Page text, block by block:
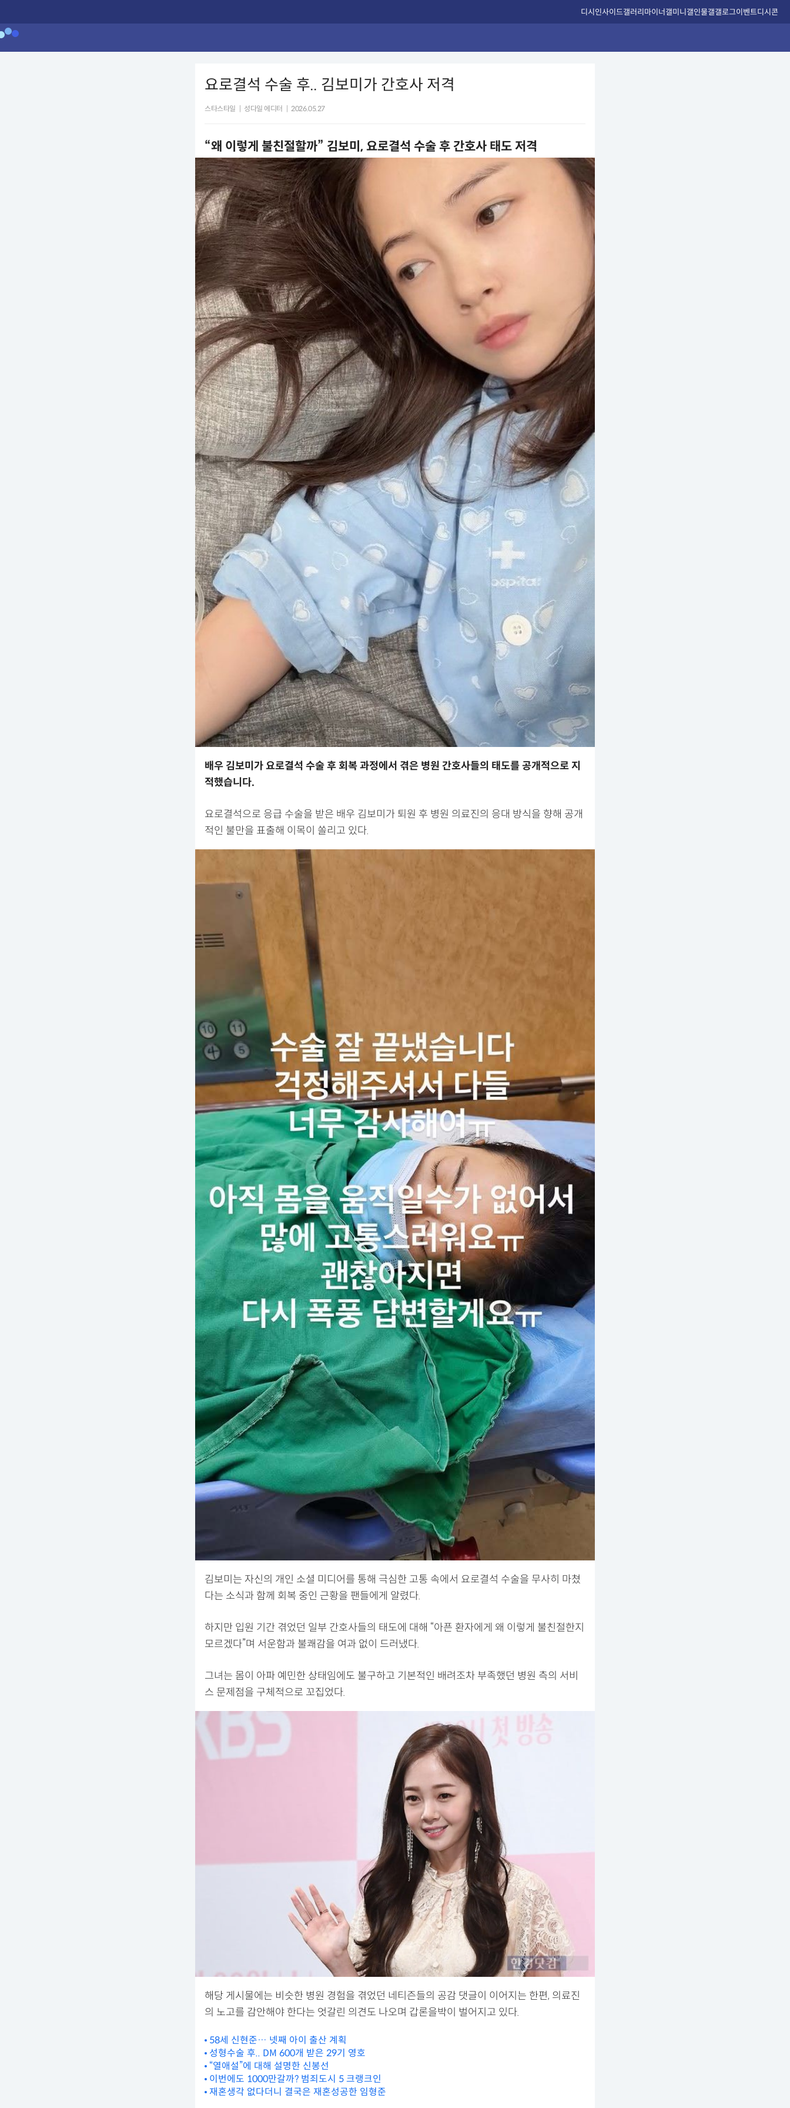
디시인사이드갤러리마이너갤미니갤인물갤갤로그이벤트디시콘
요로결석 수술 후.. 김보미가 간호사 저격
스타스타일 성다일 에디터 2026.05.27
“왜 이렇게 불친절할까” 김보미, 요로결석 수술 후 간호사 태도 저격
배우 김보미가 요로결석 수술 후 회복 과정에서 겪은 병원 간호사들의 태도를 공개적으로 지
적했습니다.
요로결석으로 응급 수술을 받은 배우 김보미가 퇴원 후 병원 의료진의 응대 방식을 향해 공개
적인 불만을 표출해 이목이 쏠리고 있다.
김보미는 자신의 개인 소셜 미디어를 통해 극심한 고통 속에서 요로결석 수술을 무사히 마쳤
다는 소식과 함께 회복 중인 근황을 팬들에게 알렸다.
하지만 입원 기간 겪었던 일부 간호사들의 태도에 대해 “아픈 환자에게 왜 이렇게 불친절한지
모르겠다”며 서운함과 불쾌감을 여과 없이 드러냈다.
그녀는 몸이 아파 예민한 상태임에도 불구하고 기본적인 배려조차 부족했던 병원 측의 서비
스 문제점을 구체적으로 꼬집었다.
해당 게시물에는 비슷한 병원 경험을 겪었던 네티즌들의 공감 댓글이 이어지는 한편, 의료진
의 노고를 감안해야 한다는 엇갈린 의견도 나오며 갑론을박이 벌어지고 있다.
58세 신현준… 넷째 아이 출산 계획
성형수술 후.. DM 600개 받은 29기 영호
“열애설”에 대해 설명한 신봉선
이번에도 1000만갈까? 범죄도시 5 크랭크인
재혼생각 없다더니 결국은 재혼성공한 임형준